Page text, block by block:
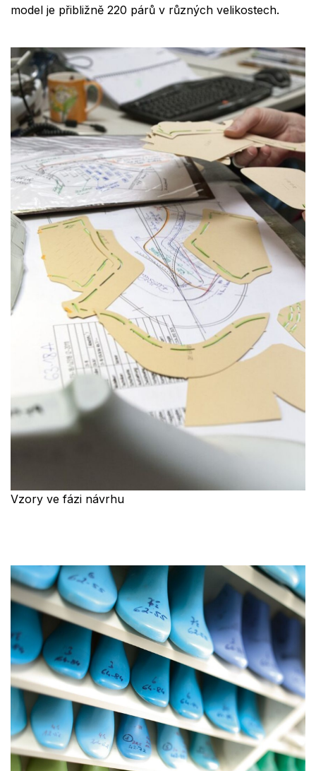
model je přibližně 220 párů v různých velikostech.
Vzory ve fázi návrhu